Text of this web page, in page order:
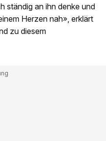
ständig an ihn denke und
Herzen nah», erklärt
zu diesem